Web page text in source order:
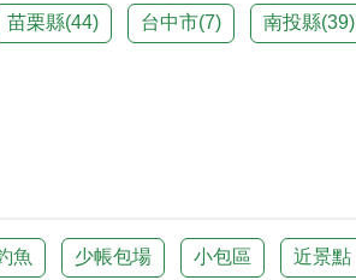
苗栗縣(44) 台中市(7) 南投縣(39)
魚 少帳包場 小包區 近景點